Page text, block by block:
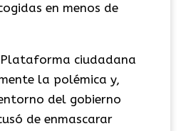
en menos de
Plataforma ciudadana
la polémica y,
del gobierno
de enmascarar